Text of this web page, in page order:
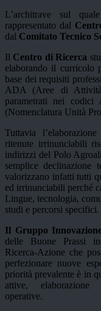
L’architrave sul
rappresentato dal
dal Comitato Tecnico
Il Centro di Ricerca
elaborando il curricolo
base dei requisiti
ADA (Aree di
parametrati nei
(Nomenclatura Unità
Tuttavia
ritenute irrinunciabili
indirizzi del Polo
semplice declinazione
valorizzano infatti tutti
ed irrinunciabili perché
Lingue, tecnologia,
studi e percorsi specifici.
Il Gruppo
delle Buone Prassi
Ricerca-Azione che
perfezionare nuove
priorità prevalente è in
attive,
operative.